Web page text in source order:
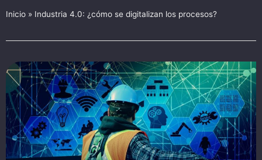
Inicio » Industria 4.0: ¿cómo se digitalizan los procesos?